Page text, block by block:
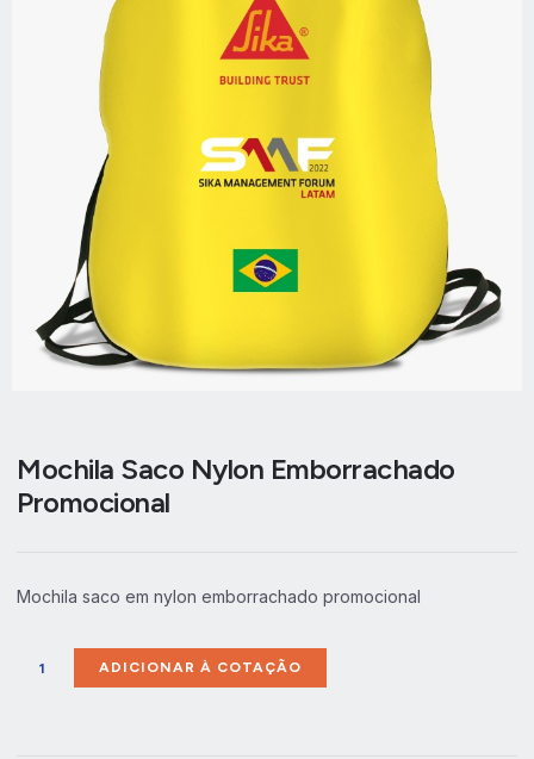
Mochila Saco Nylon Emborrachado
Promocional
Mochila saco em nylon emborrachado promocional
ADICIONAR À COTAÇÃO